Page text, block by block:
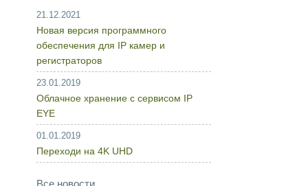
21.12.2021
Новая версия программного
обеспечения для IP камер и
регистраторов
23.01.2019
Облачное хранение с сервисом IP
EYE
01.01.2019
Переходи на 4K UHD
Все новости